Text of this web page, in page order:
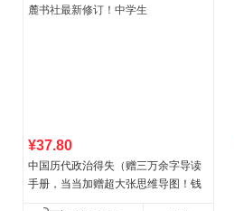
¥37.80
中国历代政治得失（赠三万余字导读
手册，当当加赠超大张思维导图！钱